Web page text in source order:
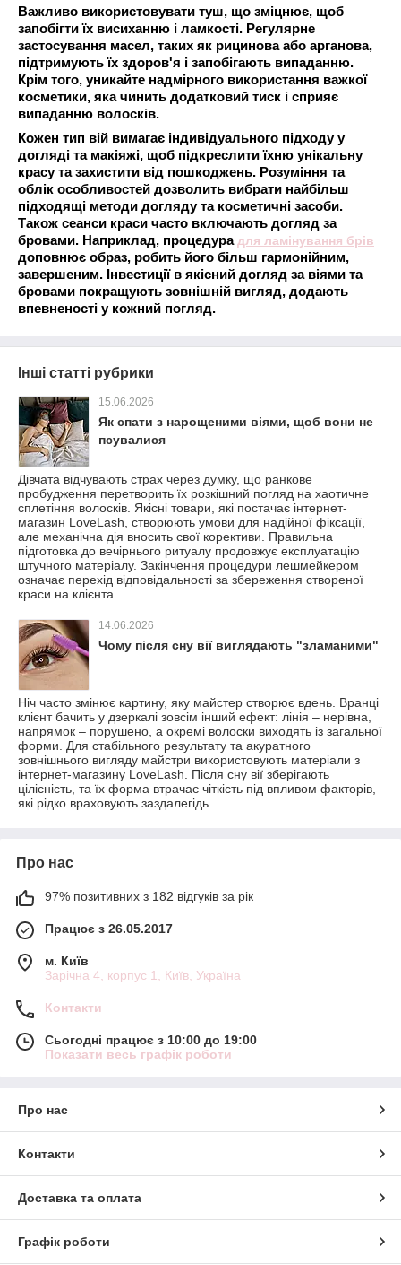
Важливо використовувати туш, що зміцнює, щоб
запобігти їх висиханню і ламкості. Регулярне
застосування масел, таких як рицинова або арганова,
підтримують їх здоров'я і запобігають випаданню.
Крім того, уникайте надмірного використання важкої
косметики, яка чинить додатковий тиск і сприяє
випаданню волосків.
Кожен тип вій вимагає індивідуального підходу у
догляді та макіяжі, щоб підкреслити їхню унікальну
красу та захистити від пошкоджень. Розуміння та
облік особливостей дозволить вибрати найбільш
підходящі методи догляду та косметичні засоби.
Також сеанси краси часто включають догляд за
бровами. Наприклад, процедура для ламінування брів
доповнює образ, робить його більш гармонійним,
завершеним. Інвестиції в якісний догляд за віями та
бровами покращують зовнішній вигляд, додають
впевненості у кожний погляд.
Інші статті рубрики
15.06.2026
Як спати з нарощеними віями, щоб вони не
псувалися
Дівчата відчувають страх через думку, що ранкове
пробудження перетворить їх розкішний погляд на хаотичне
сплетіння волосків. Якісні товари, які постачає інтернет-
магазин LoveLash, створюють умови для надійної фіксації,
але механічна дія вносить свої корективи. Правильна
підготовка до вечірнього ритуалу продовжує експлуатацію
штучного матеріалу. Закінчення процедури лешмейкером
означає перехід відповідальності за збереження створеної
краси на клієнта.
14.06.2026
Чому після сну вії виглядають "зламаними"
Ніч часто змінює картину, яку майстер створює вдень. Вранці
клієнт бачить у дзеркалі зовсім інший ефект: лінія – нерівна,
напрямок – порушено, а окремі волоски виходять із загальної
форми. Для стабільного результату та акуратного
зовнішнього вигляду майстри використовують матеріали з
інтернет-магазину LoveLash. Після сну вії зберігають
цілісність, та їх форма втрачає чіткість під впливом факторів,
які рідко враховують заздалегідь.
Про нас
97% позитивних з 182 відгуків за рік
Працює з 26.05.2017
м. Київ
Зарічна 4, корпус 1, Київ, Україна
Контакти
Сьогодні працює з 10:00 до 19:00
Показати весь графік роботи
Про нас
Контакти
Доставка та оплата
Графік роботи